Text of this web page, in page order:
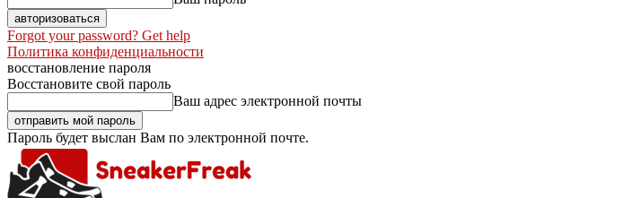
Forgot your password? Get help
Политика конфиденциальности
восстановление пароля
Восстановите свой пароль
Ваш адрес электронной почты
Пароль будет выслан Вам по электронной почте.